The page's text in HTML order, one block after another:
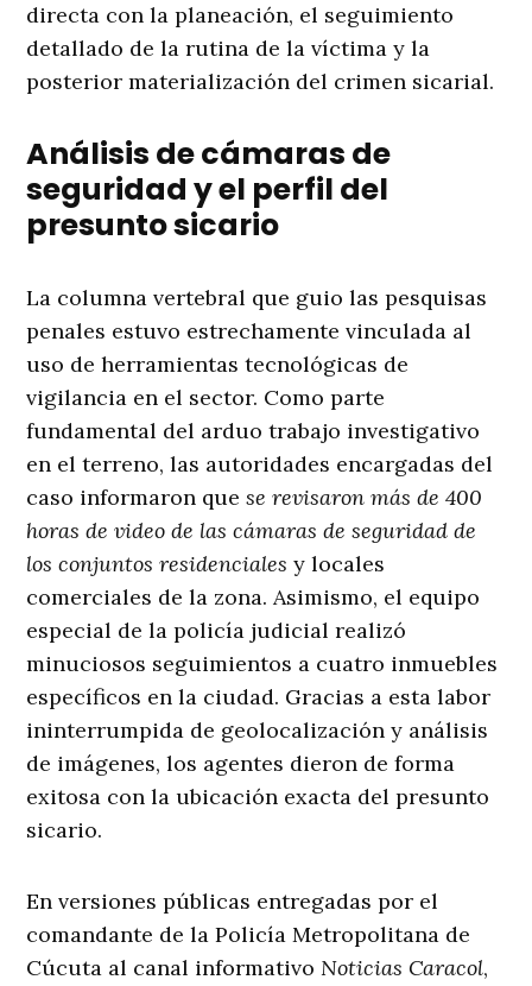
directa con la planeación, el seguimiento
detallado de la rutina de la víctima y la
posterior materialización del crimen sicarial.
Análisis de cámaras de
seguridad y el perfil del
presunto sicario
La columna vertebral que guio las pesquisas
penales estuvo estrechamente vinculada al
uso de herramientas tecnológicas de
vigilancia en el sector. Como parte
fundamental del arduo trabajo investigativo
en el terreno, las autoridades encargadas del
caso informaron quese revisaron más de 400
horas de video de las cámaras de seguridad de
los conjuntos residenciales y locales
comerciales de la zona. Asimismo, el equipo
especial de la policía judicial realizó
minuciosos seguimientos a cuatro inmuebles
específicos en la ciudad. Gracias a esta labor
ininterrumpida de geolocalización y análisis
de imágenes, los agentes dieron de forma
exitosa con la ubicación exacta del presunto
sicario.
En versiones públicas entregadas por el
comandante de la Policía Metropolitana de
Cúcuta al canal informativoNoticias Caracol,